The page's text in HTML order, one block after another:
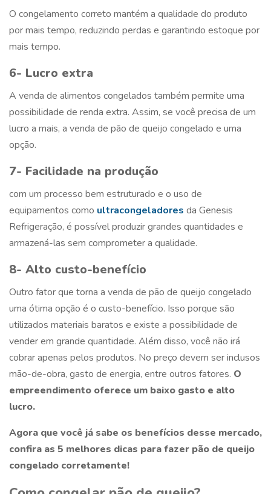
O congelamento correto mantém a qualidade do produto
por mais tempo, reduzindo perdas e garantindo estoque por
mais tempo.
6- Lucro extra
A venda de alimentos congelados também permite uma
possibilidade de renda extra. Assim, se você precisa de um
lucro a mais, a venda de pão de queijo congelado e uma
opção.
7- Facilidade na produção
com um processo bem estruturado e o uso de
equipamentos como ultracongeladores da Genesis
Refrigeração, é possível produzir grandes quantidades e
armazená-las sem comprometer a qualidade.
8- Alto custo-benefício
Outro fator que torna a venda de pão de queijo congelado
uma ótima opção é o custo-benefício. Isso porque são
utilizados materiais baratos e existe a possibilidade de
vender em grande quantidade. Além disso, você não irá
cobrar apenas pelos produtos. No preço devem ser inclusos
mão-de-obra, gasto de energia, entre outros fatores. O
empreendimento oferece um baixo gasto e alto
lucro.
Agora que você já sabe os benefícios desse mercado,
confira as 5 melhores dicas para fazer pão de queijo
congelado corretamente!